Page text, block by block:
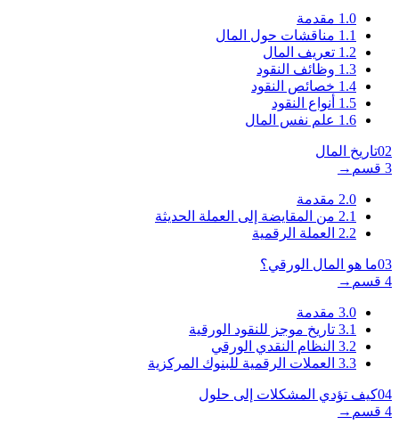
1.0 مقدمة
1.1 مناقشات حول المال
1.2 تعريف المال
1.3 وظائف النقود
1.4 خصائص النقود
1.5 أنواع النقود
1.6 علم نفس المال
02تاريخ المال
3 قسم
→
2.0 مقدمة
2.1 من المقايضة إلى العملة الحديثة
2.2 العملة الرقمية
03ما هو المال الورقي؟
4 قسم
→
3.0 مقدمة
3.1 تاريخ موجز للنقود الورقية
3.2 النظام النقدي الورقي
3.3 العملات الرقمية للبنوك المركزية
04كيف تؤدي المشكلات إلى حلول
4 قسم
→